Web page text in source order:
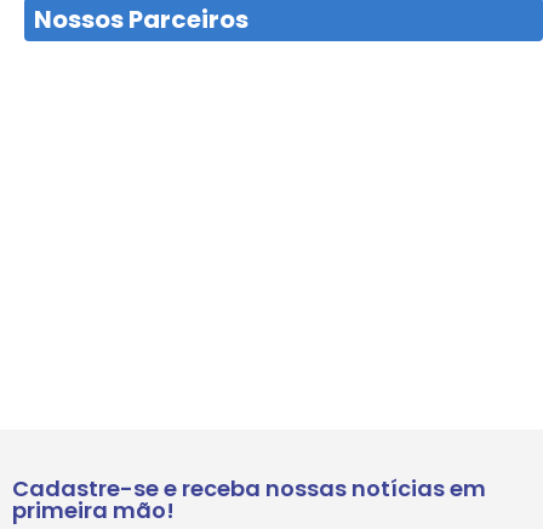
Nossos Parceiros
Cadastre-se e receba nossas notícias em
primeira mão!